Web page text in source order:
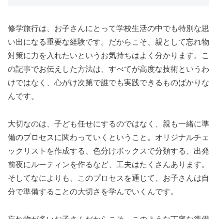
修学旅行は、お子さんにとって学校生活の中でも特別な思
い出になる重要な経験です。だからこそ、親として忘れ物
対策に力を入れたいというお気持ちはよく分かります。こ
の記事でお伝えした方法は、すべてが高度な技術というわ
けではなく、心がけ次第で誰でも実践できるものばかりな
んです。
大切なのは、子ども任せにするのではなく、親も一緒に準
備のプロセスに関わっていくということ。オリジナルチェ
ックリストを作成する、色分けボックスで分類する、出発
前夜にルーティンを作るなど、工夫はたくさんあります。
そしてなによりも、このプロセスを通じて、お子さんは自
分で準備することの大切さを学んでいくんです。